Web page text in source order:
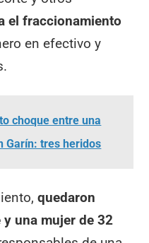
el fraccionamiento
en efectivo y
choque entre una
Garín: tres heridos
quedaron
una mujer de 32